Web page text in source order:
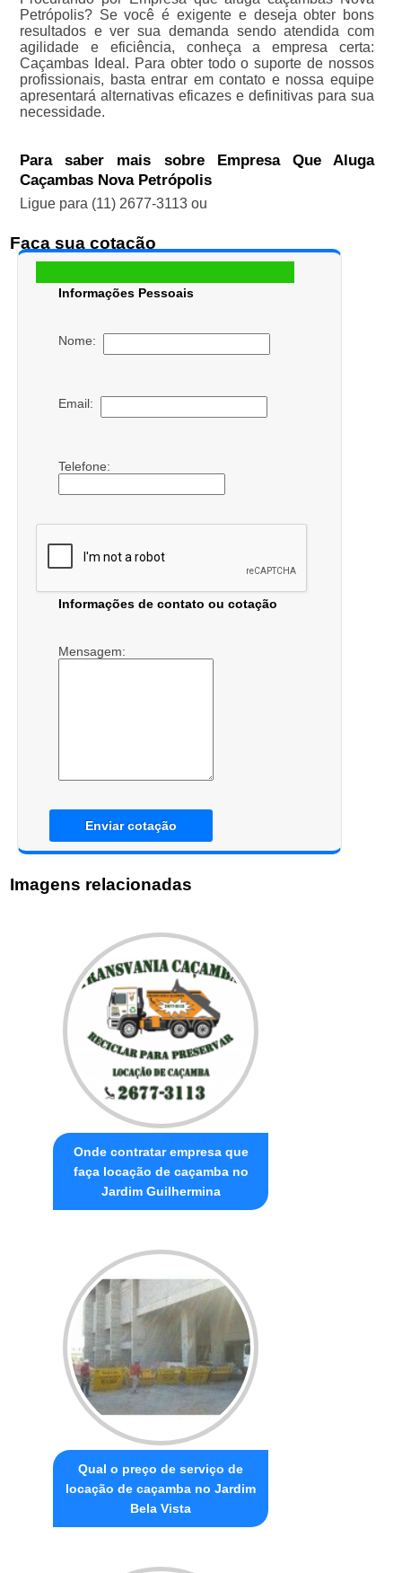
Petrópolis? Se você é exigente e deseja obter bons
resultados e ver sua demanda sendo atendida com
agilidade e eficiência, conheça a empresa certa:
Caçambas Ideal. Para obter todo o suporte de nossos
profissionais, basta entrar em contato e nossa equipe
apresentará alternativas eficazes e definitivas para sua
necessidade.
Para saber mais sobre Empresa Que Aluga
Caçambas Nova Petrópolis
Ligue para (11) 2677-3113ou
Faça sua cotação
Informações Pessoais
Nome:
Email:
Telefone:
Informações de contato ou cotação
Mensagem:
Enviar cotação
Imagens relacionadas
Onde contratar empresa que
faça locação de caçamba no
Jardim Guilhermina
Qual o preço de serviço de
locação de caçamba no Jardim
Bela Vista